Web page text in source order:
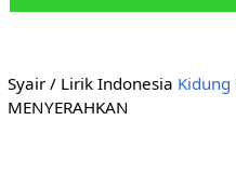
Syair / Lirik Indonesia Kidung
MENYERAHKAN